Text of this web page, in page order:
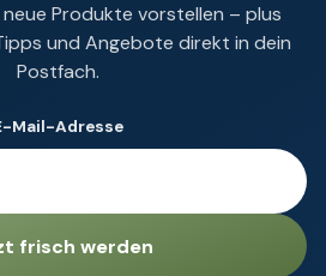
neue Produkte vorstellen – plus
und Angebote direkt in dein
Postfach.
Mail-Adresse
frisch werden